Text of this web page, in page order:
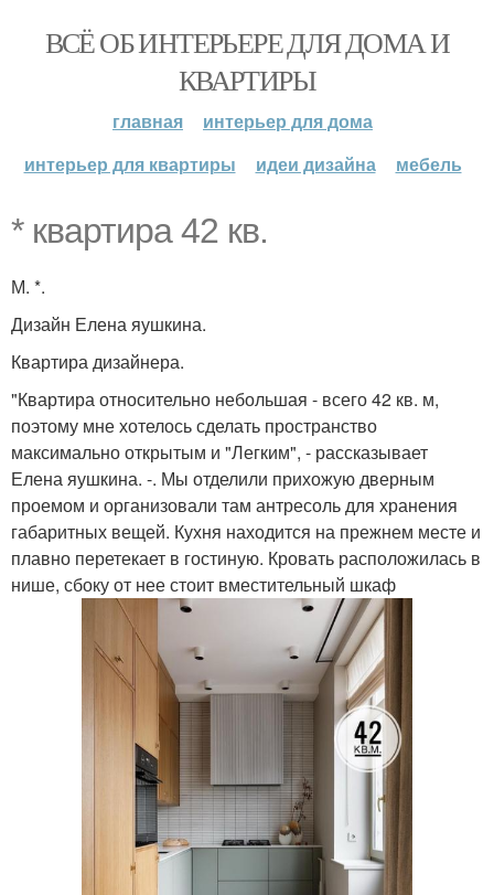
ВСЁ ОБ ИНТЕРЬЕРЕ ДЛЯ ДОМА И
КВАРТИРЫ
главная
интерьер для дома
интерьер для квартиры
идеи дизайна мебель
* квартира 42 кв.
М. *.
Дизайн Елена яушкина.
Квартира дизайнера.
"Квартира относительно небольшая - всего 42 кв. м,
поэтому мне хотелось сделать пространство
максимально открытым и "Легким", - рассказывает
Елена яушкина. -. Мы отделили прихожую дверным
проемом и организовали там антресоль для хранения
габаритных вещей. Кухня находится на прежнем месте и
плавно перетекает в гостиную. Кровать расположилась в
нише, сбоку от нее стоит вместительный шкаф